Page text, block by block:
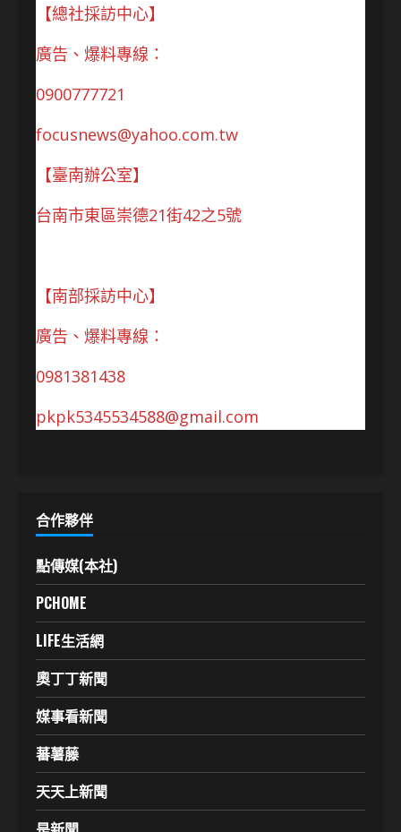
【總社採訪中心】
廣告、爆料專線：
0900777721
focusnews@yahoo.com.tw
【臺南辦公室】
台南市東區崇德21街42之5號
【南部採訪中心】
廣告、爆料專線：
0981381438
pkpk5345534588@gmail.com
合作夥伴
點傳媒(本社)
PCHOME
LIFE生活網
奧丁丁新聞
媒事看新聞
蕃薯藤
天天上新聞